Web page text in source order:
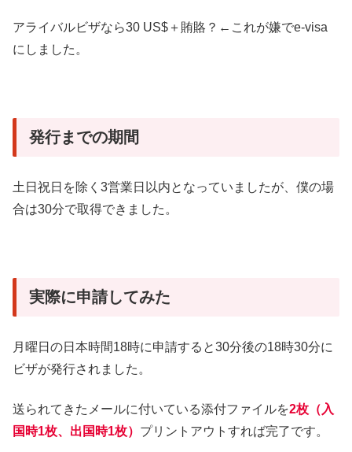
アライバルビザなら30 US$＋賄賂？←これが嫌でe-visa
にしました。
発行までの期間
土日祝日を除く3営業日以内となっていましたが、僕の場
合は30分で取得できました。
実際に申請してみた
月曜日の日本時間18時に申請すると30分後の18時30分に
ビザが発行されました。
送られてきたメールに付いている添付ファイルを2枚（入
国時1枚、出国時1枚） プリントアウトすれば完了です。